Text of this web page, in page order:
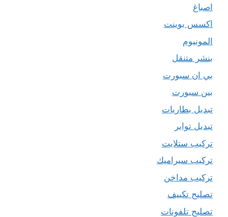
اصباغ
اكسس بوينت
المونيوم
بنشر متنقل
بي ان سبورت
بين سبورت
تبديل بطاريات
تبديل تواير
تركيب ستلايت
تركيب سيراميك
تركيب مداخن
تصليح تكييف
تصليح تلفونات